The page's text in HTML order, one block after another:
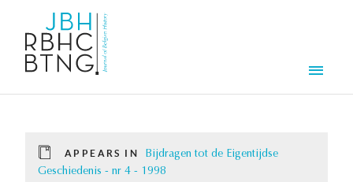
APPEARS IN
Bijdragen tot de Eigentijdse
Geschiedenis - nr 4 - 1998